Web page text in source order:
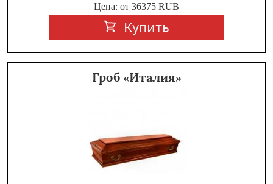
Цена: от 36375 RUB
Купить
Гроб «Италия»